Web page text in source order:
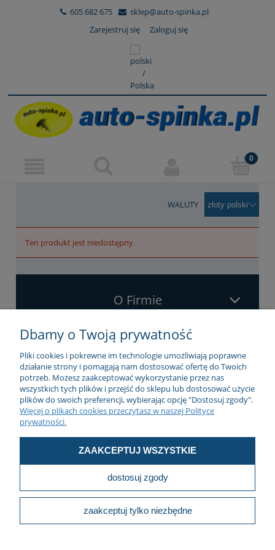
605 682 675
sklep@auto-spinka.pl
Zarejestruj się
Zaloguj się
WALUTY
Ten produkt jest niedostępny.
O Firmie
Zakupy
Pomoc
pokaż pełną wersję strony
Sklep internetowy Shoper.pl| Dumnie wspierane przez
Dbamy o Twoją prywatność
Pliki cookies i pokrewne im technologie umożliwiają poprawne
działanie strony i pomagają nam dostosować ofertę do Twoich
potrzeb. Możesz zaakceptować wykorzystanie przez nas
wszystkich tych plików i przejść do sklepu lub dostosować użycie
plików do swoich preferencji, wybierając opcję "Dostosuj zgody".
Więcej o plikach cookies przeczytasz w naszej Polityce
prywatności.
zaakceptuj tylko niezbędne
dostosuj zgody
ZAAKCEPTUJ WSZYSTKIE